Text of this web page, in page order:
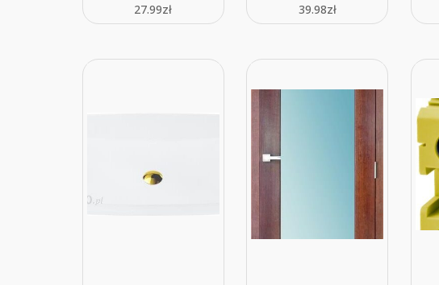
27.99zł 39.98zł